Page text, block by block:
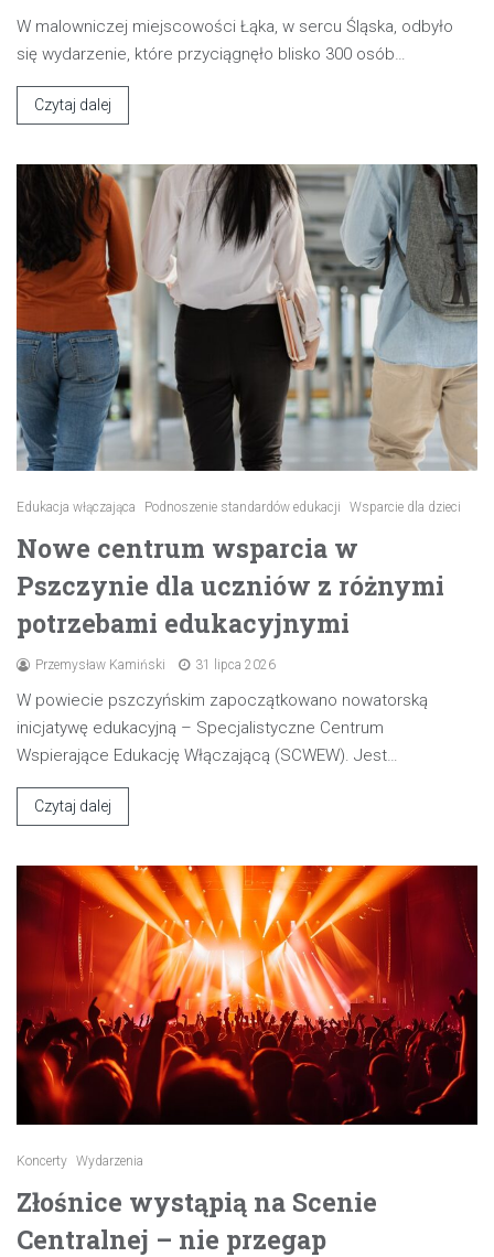
W malowniczej miejscowości Łąka, w sercu Śląska, odbyło
się wydarzenie, które przyciągnęło blisko 300 osób…
Czytaj dalej
Edukacja włączająca Podnoszenie standardów edukacji Wsparcie dla dzieci
Nowe centrum wsparcia w
Pszczynie dla uczniów z różnymi
potrzebami edukacyjnymi
Przemysław Kamiński 31 lipca 2026
W powiecie pszczyńskim zapoczątkowano nowatorską
inicjatywę edukacyjną – Specjalistyczne Centrum
Wspierające Edukację Włączającą (SCWEW). Jest…
Czytaj dalej
Koncerty Wydarzenia
Złośnice wystąpią na Scenie
Centralnej – nie przegap